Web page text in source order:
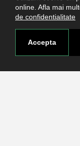
online. Afla mai
de confidentialitate
Accepta
Contact
Pagina de contact
Covid-19